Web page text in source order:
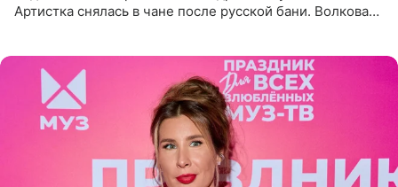
Артистка снялась в чане после русской бани. Волкова